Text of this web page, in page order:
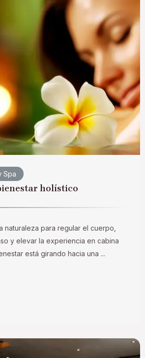
Spa
holístico
naturaleza para regular el cuerpo,
y elevar la experiencia en cabina
está girando hacia una ...